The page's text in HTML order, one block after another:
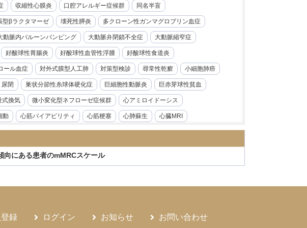
収縮性心膜炎 口腔アレルギー症候群​​ 同名半盲
型βラクタマーゼ 壊死性膵炎 多クローン性ガンマグロブリン血症
動脈内バルーンパンピング 大動脈弁閉鎖不全症 大動脈縮窄症
好酸球性胃腸炎 好酸球性血管性浮腫 好酸球性食道炎
ール血症 対外式膜型人工肺 対策型検診 尋常性乾癬 小細胞肺癌
尿閉 巣状分節性糸球体硬化症 巨細胞性動脈炎 巨赤芽球性貧血
式換気 微小変化型ネフローゼ症候群 心アミロイドーシス
動 心筋バイアビリティ 心筋梗塞 心肺蘇生 心臓MRI
塞症 急性前立腺炎 急性前骨髄性白血病 急性大動脈解離
急性胆管炎 急性腎盂腎炎 急性腎障害 急性膵炎 急性虫垂炎
向にある患者のmMRCスケール
録 ログイン お知らせ お問い合わせ